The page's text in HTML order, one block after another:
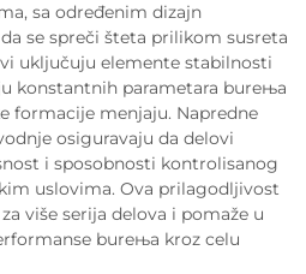
sa određenim dizajn
se spreči šteta prilikom susreta
uključuju elemente stabilnosti
konstantnih parametara bureњa
formacije menjaju. Napredne
osiguravaju da delovi
i sposobnosti kontrolisanog
uslovima. Ova prilagodljivost
više serija delova i pomaže u
bureњa kroz celu